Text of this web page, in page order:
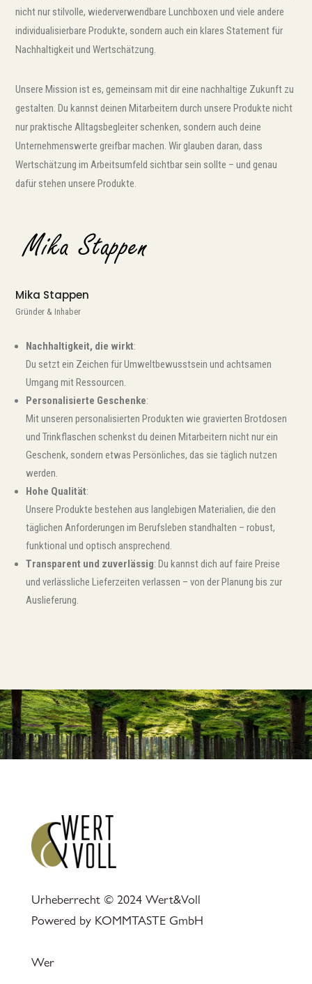
nicht nur stilvolle, wiederverwendbare Lunchboxen und viele andere
individualisierbare Produkte, sondern auch ein klares Statement für
Nachhaltigkeit und Wertschätzung.
Unsere Mission ist es, gemeinsam mit dir eine nachhaltige Zukunft zu
gestalten. Du kannst deinen Mitarbeitern durch unsere Produkte nicht
nur praktische Alltagsbegleiter schenken, sondern auch deine
Unternehmenswerte greifbar machen. Wir glauben daran, dass
Wertschätzung im Arbeitsumfeld sichtbar sein sollte – und genau
dafür stehen unsere Produkte.
Mika Stappen
Gründer & Inhaber
Nachhaltigkeit, die wirkt:
Du setzt ein Zeichen für Umweltbewusstsein und achtsamen
Umgang mit Ressourcen.
Personalisierte Geschenke:
Mit unseren personalisierten Produkten wie gravierten Brotdosen
und Trinkflaschen schenkst du deinen Mitarbeitern nicht nur ein
Geschenk, sondern etwas Persönliches, das sie täglich nutzen
werden.
Hohe Qualität:
Unsere Produkte bestehen aus langlebigen Materialien, die den
täglichen Anforderungen im Berufsleben standhalten – robust,
funktional und optisch ansprechend.
Transparent und zuverlässig: Du kannst dich auf faire Preise
und verlässliche Lieferzeiten verlassen – von der Planung bis zur
Auslieferung.
Urheberrecht © 2024 Wert&Voll
Powered by KOMMTASTE GmbH
Wer